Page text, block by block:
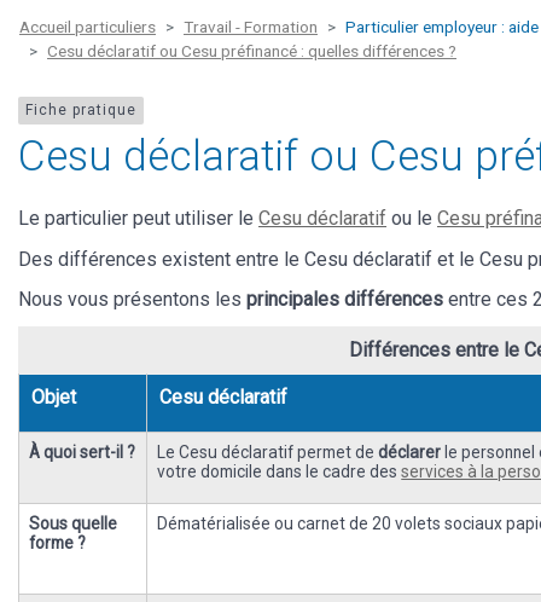
Accueil particuliers Travail - Formation
Particulier employeur :
Cesu déclaratif ou Cesu préfinancé : quelles différences ?
Fiche pratique
Cesu déclaratif ou Cesu
Le particulier peut utiliser le Cesu déclaratif ou le Cesu
Des différences existent entre le Cesu déclaratif et le Cesu
Nous vous présentons les principales différences entre ces
Différences entre le
Objet Cesu déclaratif
À quoi sert-il ? Le Cesu déclaratif permet dedéclarer le
votre domicile dans le cadre desservices à la
Sous quelle
forme ?
Dématérialisée ou carnet de 20 volets sociaux